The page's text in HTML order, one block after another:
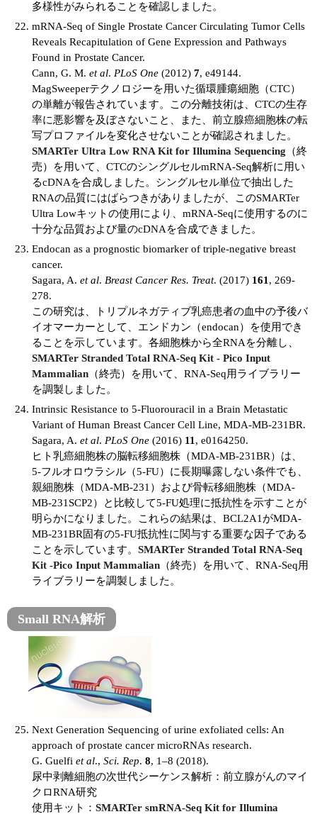
多様性がみられることを確認しました。
mRNA-Seq of Single Prostate Cancer Circulating Tumor Cells
Reveals Recapitulation of Gene Expression and Pathways
Found in Prostate Cancer.
Cann, G. M. et al. PLoS One (2012) 7, e49144.
MagSweeperテクノロジーを用いた循環腫瘍細胞（CTC）
の単離が報告されています。この分離技術は、CTCの生存
率に悪影響を及ぼさないこと、また、前立腺癌細胞株の転
写プロファイルを変化させないことが確認されました。
SMARTer Ultra Low RNA Kit for Illumina Sequencing （終
売）を用いて、CTCのシングルセルmRNA-Seq解析に用い
るcDNAを合成しました。シングルセル単位で抽出した
RNAの品質にはばらつきがありましたが、このSMARTer
Ultra Lowキットの使用により、mRNA-Seqに使用するのに
十分な品質および量のcDNAを合成できました。
Endocan as a prognostic biomarker of triple-negative breast
cancer.
Sagara, A. et al. Breast Cancer Res. Treat. (2017) 161 , 269-
278.
この研究は、トリプルネガティブ乳癌患者の血中の予後バ
イオマーカーとして、エンドカン（endocan）を使用でき
ることを示しています。各細胞株から全RNAを分離し、
SMARTer Stranded Total RNA-Seq Kit - Pico Input
Mammalian （終売）を用いて、RNA-Seq用ライブラリー
を調製しました。
Intrinsic Resistance to 5-Fluorouracil in a Brain Metastatic
Variant of Human Breast Cancer Cell Line, MDA-MB-231BR.
Sagara, A. et al. PLoS One (2016) 11 , e0164250.
ヒト乳癌細胞株の脳転移細胞株（MDA-MB-231BR）は、
5-フルオロウラシル（5-FU）に長期曝露しない条件でも、
親細胞株（MDA-MB-231）および骨転移細胞株（MDA-
MB-231SCP2）と比較して5-FU処理に抵抗性を示すことが
明らかになりました。これらの結果は、BCL2A1がMDA-
MB-231BR固有の5-FU抵抗性に関与する重要な因子である
ことを示しています。 SMARTer Stranded Total RNA-Seq
Kit -Pico Input Mammalian （終売）を用いて、RNA-Seq用
ライブラリーを調製しました。
Small RNA解析
Next Generation Sequencing of urine exfoliated cells: An
approach of prostate cancer microRNAs research.
G. Guelfi et al., Sci. Rep. 8, 1–8 (2018).
尿中剥離細胞の次世代シーケンス解析：前立腺がんのマイ
クロRNA研究
使用キット： SMARTer smRNA-Seq Kit for Illumina